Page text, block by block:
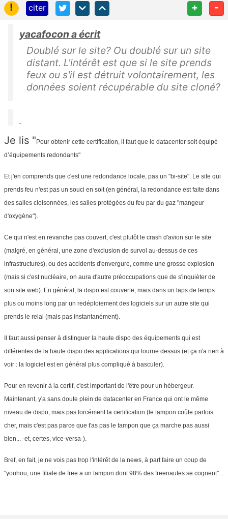
!
citer + -
yacafocon a écrit
Doublé sur le site? Ou doublé sur un site
distant. L'intérêt est que si le site prends
feux ou s'il est détruit volontairement, les
données soient récupérable du site cloné?
Je lis "Pour obtenir cette certification, il faut que le datacenter soit équipé
d’équipements redondants"
Et j'en comprends que c'est une redondance locale, pas un "bi-site". Le site qui
prends feu n'est pas un souci en soit (en général, la redondance est faite dans
des salles cloisonnées, les salles protégées du feu par du gaz "mangeur
d'oxygène").
Ce qui n'est en revanche pas couvert, c'est plutôt le crash d'avion sur le site
(malgré, en général, une zone d'exclusion de survol au-dessus de ces
infrastructures), ou des accidents d'envergure, comme une grosse explosion
(mais si c'est nucléaire, on aura d'autre préoccupations que de s'inquièter de
son site web). En général, la dispo est couverte, mais dans un laps de temps
plus ou moins long par un redéploiement des logiciels sur un autre site qui
prends le relai (mais pas instantanément).
Il faut aussi penser à distinguer la haute dispo des équipements qui est
différentes de la haute dispo des applications qui tourne dessus (et ça n'a rien à
voir : la logiciel est en général plus compliqué à basculer).
Pour en revenir à la certif, c'est important de l'être pour un hébergeur.
Maintenant, y'a sans doute plein de datacenter en France qui ont le même
niveau de dispo, mais pas forcément la certification (le tampon coûte parfois
cher, mais c'est pas parce que t'as pas le tampon que ça marche pas aussi
bien... -et, certes, vice-versa-).
Bref, en fait, je ne vois pas trop l'intérêt de la news, à part faire un coup de
"youhou, une filiale de free a un tampon dont 98% des freenautes se cognent"...